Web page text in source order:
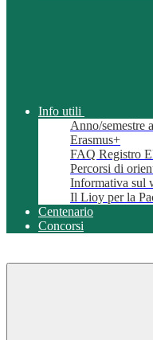
Info utili
Anno/semestre
Erasmus+
FAQ Registro
Percorsi di
Informativa sul
Il Lioy per la
Centenario
Concorsi